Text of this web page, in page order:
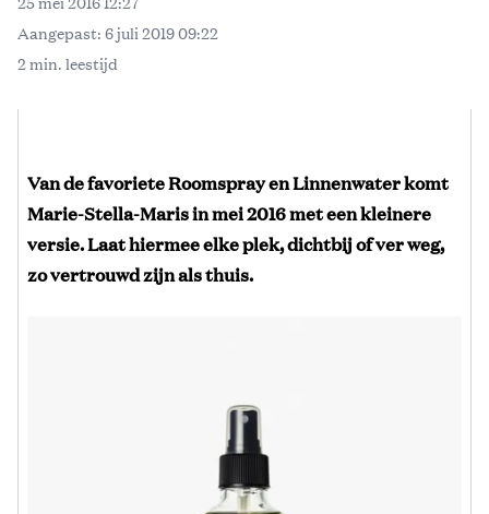
Aangepast: 6 juli 2019 09:22
2 min. leestijd
Van de favoriete Roomspray en Linnenwater komt
Marie-Stella-Maris in mei 2016 met een kleinere
versie. Laat hiermee elke plek, dichtbij of ver weg,
zo vertrouwd zijn als thuis.